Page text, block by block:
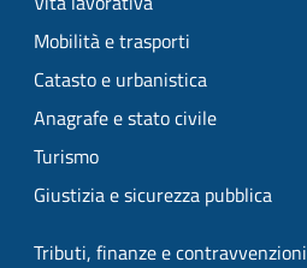
Mobilità e trasporti
Catasto e urbanistica
Anagrafe e stato civile
Turismo
Giustizia e sicurezza pubblica
Tributi, finanze e contravvenzioni